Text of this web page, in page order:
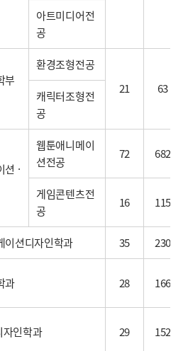
아트미디어전
공
부
환경조형전공
21
63
캐릭터조형전
공
션 ·
웹툰애니메이
션전공
72 682
게임콘텐츠전
공
16 115
이션디자인학과 35 230
과 28 166
자인학과 29 152